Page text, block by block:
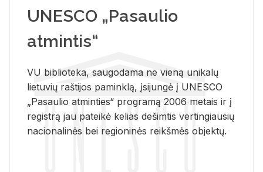
UNESCO „Pasaulio
atmintis“
VU biblioteka, saugodama ne vieną unikalų
lietuvių raštijos paminklą, įsijungė į UNESCO
„Pasaulio atminties“ programą 2006 metais ir į
registrą jau pateikė kelias dešimtis vertingiausių
nacionalinės bei regioninės reikšmės objektų.